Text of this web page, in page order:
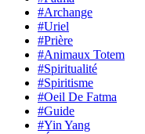
#Archange
#Uriel
#Prière
#Animaux Totem
#Spiritualité
#Spiritisme
#Oeil De Fatma
#Guide
#Yin Yang